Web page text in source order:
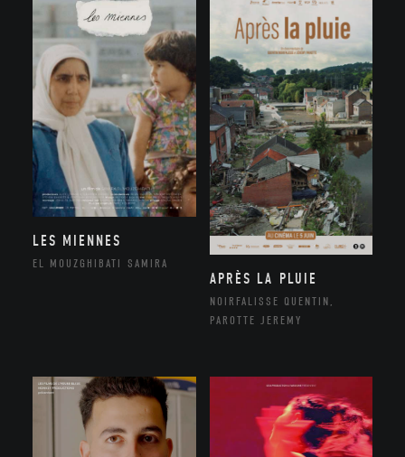
LES MIENNES
EL MOUZGHIBATI SAMIRA
APRÈS LA PLUIE
NOIRFALISSE QUENTIN,
PAROTTE JEREMY